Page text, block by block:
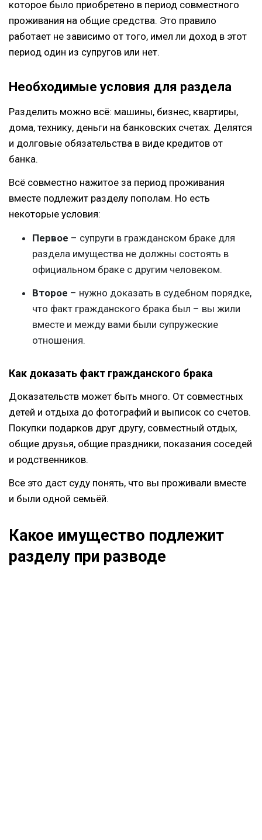
которое было приобретено в период совместного
проживания на общие средства. Это правило
работает не зависимо от того, имел ли доход в этот
период один из супругов или нет.
Необходимые условия для раздела
Разделить можно всё: машины, бизнес, квартиры,
дома, технику, деньги на банковских счетах. Делятся
и долговые обязательства в виде кредитов от
банка.
Всё совместно нажитое за период проживания
вместе подлежит разделу пополам. Но есть
некоторые условия:
Первое – супруги в гражданском браке для
раздела имущества не должны состоять в
официальном браке с другим человеком.
Второе – нужно доказать в судебном порядке,
что факт гражданского брака был – вы жили
вместе и между вами были супружеские
отношения.
Как доказать факт гражданского брака
Доказательств может быть много. От совместных
детей и отдыха до фотографий и выписок со счетов.
Покупки подарков друг другу, совместный отдых,
общие друзья, общие праздники, показания соседей
и родственников.
Все это даст суду понять, что вы проживали вместе
и были одной семьёй.
Какое имущество подлежит
разделу при разводе